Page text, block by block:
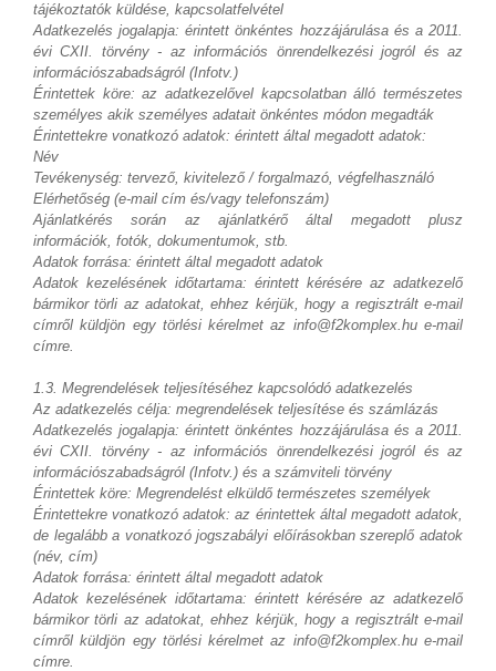
tájékoztatók küldése, kapcsolatfelvétel
Adatkezelés jogalapja: érintett önkéntes hozzájárulása és a 2011.
évi CXII. törvény - az információs önrendelkezési jogról és az
információszabadságról (Infotv.)
Érintettek köre: az adatkezelővel kapcsolatban álló természetes
személyes akik személyes adatait önkéntes módon megadták
Érintettekre vonatkozó adatok: érintett által megadott adatok:
Név
Tevékenység: tervező, kivitelező / forgalmazó, végfelhasználó
Elérhetőség (e-mail cím és/vagy telefonszám)
Ajánlatkérés során az ajánlatkérő által megadott plusz
információk, fotók, dokumentumok, stb.
Adatok forrása: érintett által megadott adatok
Adatok kezelésének időtartama: érintett kérésére az adatkezelő
bármikor törli az adatokat, ehhez kérjük, hogy a regisztrált e-mail
címről küldjön egy törlési kérelmet az info@f2komplex.hu e-mail
címre.
1.3. Megrendelések teljesítéséhez kapcsolódó adatkezelés
Az adatkezelés célja: megrendelések teljesítése és számlázás
Adatkezelés jogalapja: érintett önkéntes hozzájárulása és a 2011.
évi CXII. törvény - az információs önrendelkezési jogról és az
információszabadságról (Infotv.) és a számviteli törvény
Érintettek köre: Megrendelést elküldő természetes személyek
Érintettekre vonatkozó adatok: az érintettek által megadott adatok,
de legalább a vonatkozó jogszabályi előírásokban szereplő adatok
(név, cím)
Adatok forrása: érintett által megadott adatok
Adatok kezelésének időtartama: érintett kérésére az adatkezelő
bármikor törli az adatokat, ehhez kérjük, hogy a regisztrált e-mail
címről küldjön egy törlési kérelmet az info@f2komplex.hu e-mail
címre.